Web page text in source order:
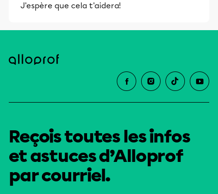
et leurs parents dans la réussite
J'espère que cela t'aidera!
Reçois toutes les infos
et astuces d’Alloprof
par courriel.